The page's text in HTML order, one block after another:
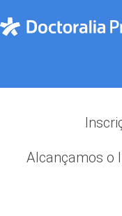
Alcançamos o